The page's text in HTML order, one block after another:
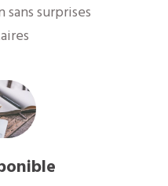
surprises